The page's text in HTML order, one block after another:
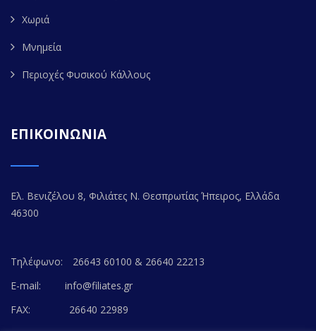
Χωριά
Μνημεία
Περιοχές Φυσικού Κάλλους
ΕΠΙΚΟΙΝΩΝΙΑ
Ελ. Βενιζέλου 8, Φιλιάτες Ν. Θεσπρωτίας Ήπειρος, Ελλάδα
46300
Τηλέφωνο:
26643 60100 & 26640 22213
E-mail:
info@filiates.gr
FAX:
26640 22989